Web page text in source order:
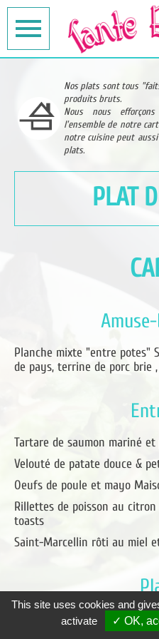
Nos plats sont tous
produits bruts.
Nous nous
l'ensemble de notre
notre cuisine peut
plats.
PLAT
Planche mixte "entre potes"
de pays, terrine de porc brie
Tartare de saumon mariné
Velouté de patate douce &
Oeufs de poule et mayo
Rillettes de poisson au
toasts
Saint-Marcellin rôti au miel
Entrecôte Aubrac Env
This site uses cookies and
activate
✓ OK,